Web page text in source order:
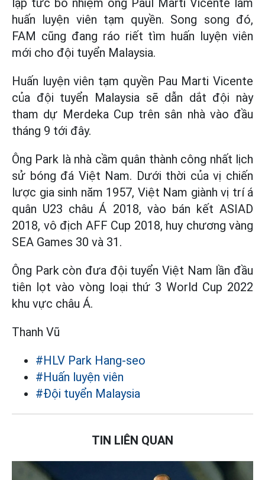
lập tức bổ nhiệm ông Paul Marti Vicente làm
huấn luyện viên tạm quyền. Song song đó,
FAM cũng đang ráo riết tìm huấn luyện viên
mới cho đội tuyển Malaysia.
Huấn luyện viên tạm quyền Pau Marti Vicente
của đội tuyển Malaysia sẽ dẫn dắt đội này
tham dự Merdeka Cup trên sân nhà vào đầu
tháng 9 tới đây.
Ông Park là nhà cầm quân thành công nhất lịch
sử bóng đá Việt Nam. Dưới thời của vị chiến
lược gia sinh năm 1957, Việt Nam giành vị trí á
quân U23 châu Á 2018, vào bán kết ASIAD
2018, vô địch AFF Cup 2018, huy chương vàng
SEA Games 30 và 31.
Ông Park còn đưa đội tuyển Việt Nam lần đầu
tiên lọt vào vòng loại thứ 3 World Cup 2022
khu vực châu Á.
Thanh Vũ
#HLV Park Hang-seo
#Huấn luyện viên
#Đội tuyển Malaysia
TIN LIÊN QUAN